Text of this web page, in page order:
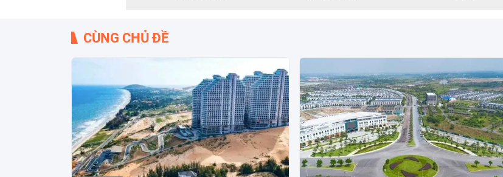
CÙNG CHỦ ĐỀ